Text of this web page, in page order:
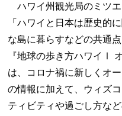
ハワイ州観光局のミツエ
「ハワイと日本は歴史的
な島に暮らすなどの共通
『地球の歩き方ハワイⅠ
は、コロナ禍に新しくオ
の情報に加えて、ウィズ
ティビティや過ごし方な